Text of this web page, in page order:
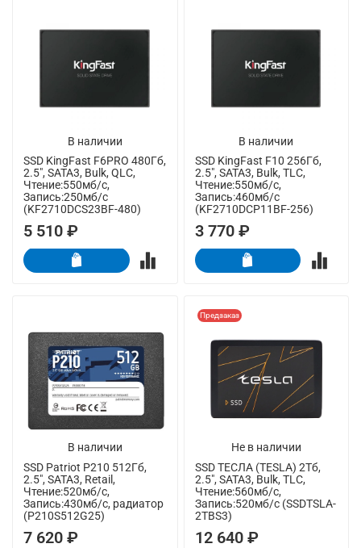
В наличии
SSD KingFast F6PRO 480Гб,
2.5", SATA3, Bulk, QLC,
Чтение:550мб/с,
Запись:250мб/с
(KF2710DCS23BF-480)
5 510 ₽
В наличии
SSD KingFast F10 256Гб,
2.5", SATA3, Bulk, TLC,
Чтение:550мб/с,
Запись:460мб/с
(KF2710DCP11BF-256)
3 770 ₽
В наличии
SSD Patriot P210 512Гб,
2.5", SATA3, Retail,
Чтение:520мб/с,
Запись:430мб/с, радиатор
(P210S512G25)
7 620 ₽
Не в наличии
Предзаказ
SSD ТЕСЛА (TESLA) 2Тб,
2.5", SATA3, Bulk, TLC,
Чтение:560мб/с,
Запись:520мб/с (SSDTSLA-
2TBS3)
12 640 ₽